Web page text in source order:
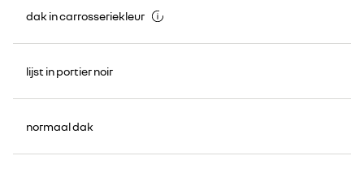
dak in carrosseriekleur
lijst in portier noir
normaal dak